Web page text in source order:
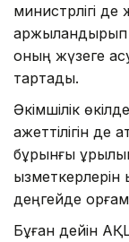
министрлігі
оның жүзеге
тартады.
Әкімшілік
қажеттілігін
бұрынғы
деңгейде
Бұған дейін